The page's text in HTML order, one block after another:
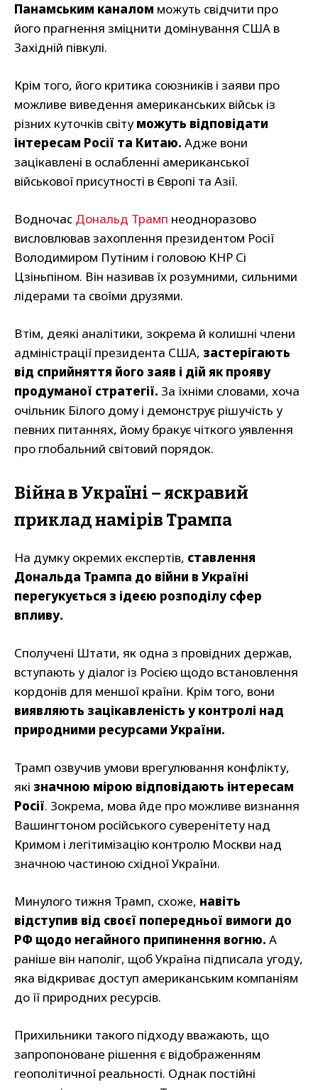
Панамським каналом можуть свідчити про
його прагнення зміцнити домінування США в
Західній півкулі.
Крім того, його критика союзників і заяви про
можливе виведення американських військ із
різних куточків світу можуть відповідати
інтересам Росії та Китаю. Адже вони
зацікавлені в ослабленні американської
військової присутності в Європі та Азії.
Водночас Дональд Трамп неодноразово
висловлював захоплення президентом Росії
Володимиром Путіним і головою КНР Сі
Цзіньпіном. Він називав їх розумними, сильними
лідерами та своїми друзями.
Втім, деякі аналітики, зокрема й колишні члени
адміністрації президента США, застерігають
від сприйняття його заяв і дій як прояву
продуманої стратегії. За їхніми словами, хоча
очільник Білого дому і демонструє рішучість у
певних питаннях, йому бракує чіткого уявлення
про глобальний світовий порядок.
Війна в Україні – яскравий
приклад намірів Трампа
На думку окремих експертів, ставлення
Дональда Трампа до війни в Україні
перегукується з ідеєю розподілу сфер
впливу.
Сполучені Штати, як одна з провідних держав,
вступають у діалог із Росією щодо встановлення
кордонів для меншої країни. Крім того, вони
виявляють зацікавленість у контролі над
природними ресурсами України.
Трамп озвучив умови врегулювання конфлікту,
які значною мірою відповідають інтересам
Росії. Зокрема, мова йде про можливе визнання
Вашингтоном російського суверенітету над
Кримом і легітимізацію контролю Москви над
значною частиною східної України.
Минулого тижня Трамп, схоже, навіть
відступив від своєї попередньої вимоги до
РФ щодо негайного припинення вогню. А
раніше він наполіг, щоб Україна підписала угоду,
яка відкриває доступ американським компаніям
до її природних ресурсів.
Прихильники такого підходу вважають, що
запропоноване рішення є відображенням
геополітичної реальності. Однак постійні